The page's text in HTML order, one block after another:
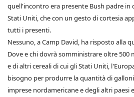
quell'incontro era presente Bush padre in
Stati Uniti, che con un gesto di cortesia
tutti i presenti.
Nessuno, a Camp David, ha risposto alla
Dove e chi dovrà somministrare oltre 500
e di altri cereali di cui gli Stati Uniti,
bisogno per produrre la quantità di
imprese nordamericane e degli altri